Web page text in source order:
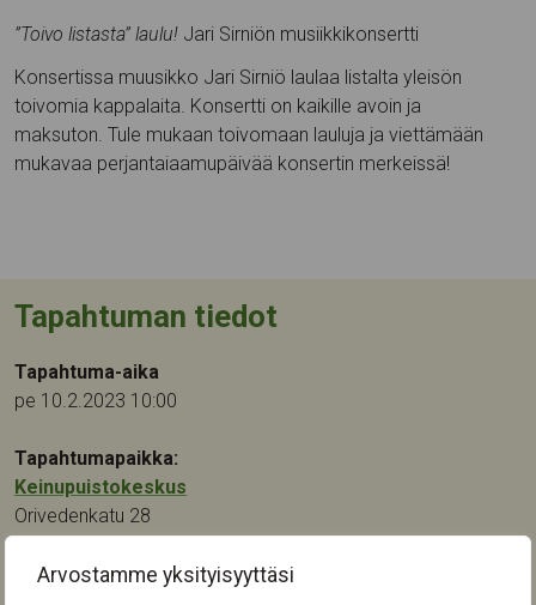
Arvostamme yksityisyyttäsi
”Toivo listasta” laulu! Jari Sirniön musiikkikonsertti
Konsertissa muusikko Jari Sirniö laulaa listalta yleisön
toivomia kappalaita. Konsertti on kaikille avoin ja
maksuton. Tule mukaan toivomaan lauluja ja viettämään
mukavaa perjantaiaamupäivää konsertin merkeissä!
Tapahtuman tiedot
Tapahtuma-aika
pe 10.2.2023 10:00
Tapahtumapaikka:
Keinupuistokeskus
Orivedenkatu 28